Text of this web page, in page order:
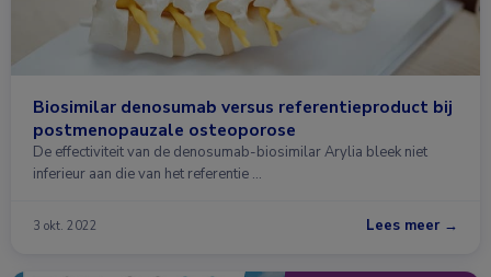
Biosimilar denosumab versus referentieproduct bij
postmenopauzale osteoporose
De effectiviteit van de denosumab-biosimilar Arylia bleek niet
inferieur aan die van het referentie …
3 okt. 2022 Lees meer →